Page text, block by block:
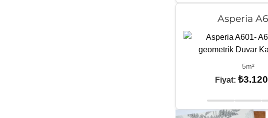
Asperia
5m²
Fiyat: ₺